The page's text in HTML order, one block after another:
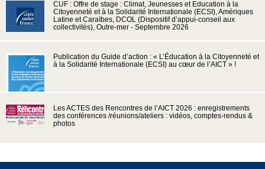
CUF : Offre de stage : Climat, Jeunesses et Education à la
Citoyenneté et à la Solidarité Internationale (ECSI), Amériques
Latine et Caraïbes, DCOL (Dispositif d’appui-conseil aux
collectivités), Outre-mer - Septembre 2026
Publication du Guide d’action : « L’Éducation à la Citoyenneté et
à la Solidarité Internationale (ECSI) au cœur de l’AICT » !
Les ACTES des Rencontres de l’AICT 2026 : enregistrements
des conférences /réunions/ateliers : vidéos, comptes-rendus &
photos